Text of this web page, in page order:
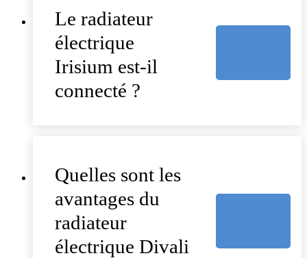
Le radiateur
électrique
Irisium est-il
connecté ?
Quelles sont les
avantages du
radiateur
électrique Divali